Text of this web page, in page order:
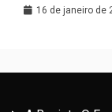
Latina
16 de janeiro de